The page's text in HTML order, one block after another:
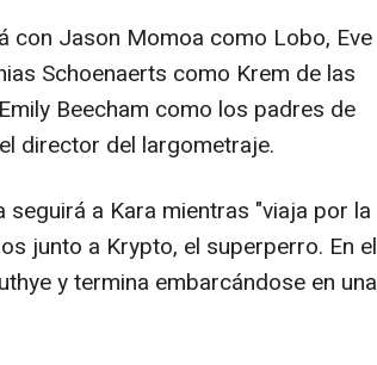
con Jason Momoa como Lobo, Eve
Schoenaerts como Krem de las
Beecham como los padres de
director del largometraje.
a Kara mientras "viaja por la
junto a Krypto, el superperro. En el
y termina embarcándose en una